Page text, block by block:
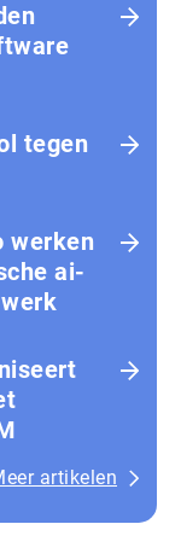
tegen
werken
ai-
artikelen